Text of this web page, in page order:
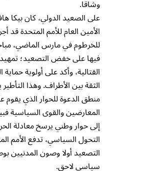
وشاقا.
على الصعيد الدولي، كان بيكا
الأمين العام للأمم المتحدة قد
للخرطوم في مارس الماضي،
فيها على خفض التصعيد؛
القتالية، وأكد على أولوية حماية
الثقة بين الأطراف. وهذا
منطق الدعوة للحوار الذي يقوم
المعارضين والقوى السياسية
إلى حوار وطني يرسخ معادلة
التحول السياسي، تدفع الأمم
التصعيد أولا وصون المدنيين
سياسي لاحق.